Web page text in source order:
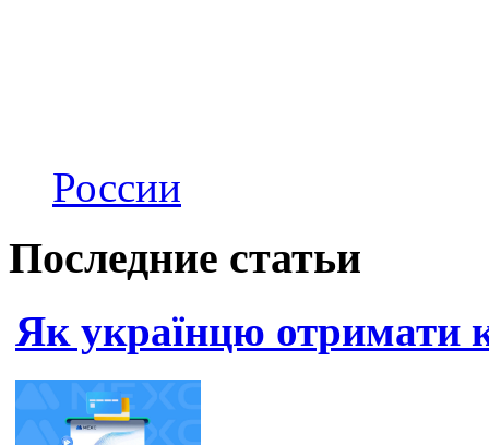
России
Последние статьи
Як українцю отримати